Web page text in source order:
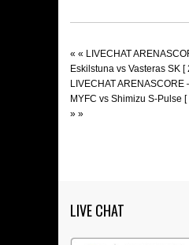
« « LIVECHAT
Eskilstuna vs Vasteras SK
LIVECHAT
MYFC vs Shimizu S-Pulse
» »
LIVE CHAT